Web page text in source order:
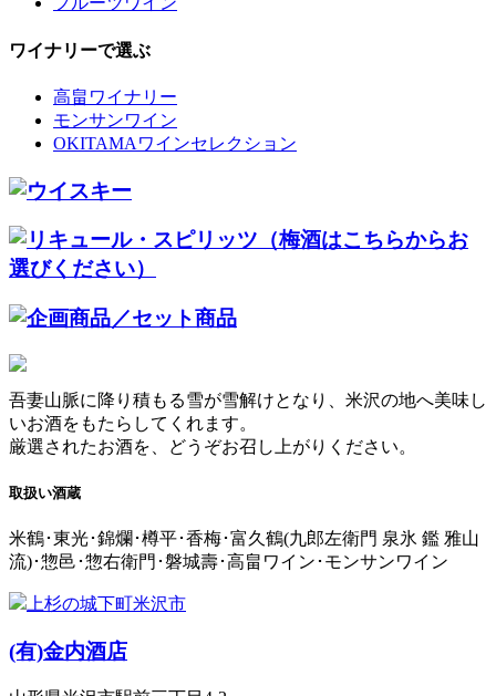
ワイナリーで選ぶ
高畠ワイナリー
モンサンワイン
OKITAMAワインセレクション
吾妻山脈に降り積もる雪が雪解けとなり、米沢の地へ美味し
いお酒をもたらしてくれます。
厳選されたお酒を、どうぞお召し上がりください。
取扱い酒蔵
米鶴･東光･錦爛･樽平･香梅･富久鶴(九郎左衛門 泉氷 鑑 雅山
流)･惣邑･惣右衛門･磐城壽･高畠ワイン･モンサンワイン
上杉の城下町米沢市
(有)金内酒店